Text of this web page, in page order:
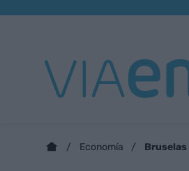
Economía